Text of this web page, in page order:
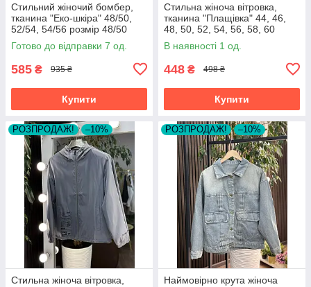
Стильний жіночий бомбер,
тканина "Еко-шкіра" 48/50,
52/54, 54/56 розмір 48/50
Готово до відправки 7 од.
585 ₴ 935 ₴
Купити
Стильна жіноча вітровка,
тканина "Плащівка" 44, 46,
48, 50, 52, 54, 56, 58, 60
розмір 44
В наявності 1 од.
448 ₴ 498 ₴
Купити
РОЗПРОДАЖ! –10%
Стильна жіноча вітровка,
РОЗПРОДАЖ! –10%
Наймовірно крута жіноча